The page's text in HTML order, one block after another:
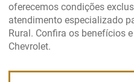
oferecemos condições
atendimento especializado
Rural. Confira os benefícios
Chevrolet.